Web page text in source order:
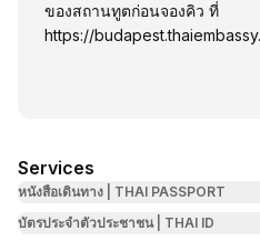
ของสถานทูตก่อนจองคิว ที่
https://
Services
หนังสือเดินทาง | THAI PASSPORT
บัตรประจำตัวประชาชน | THAI ID